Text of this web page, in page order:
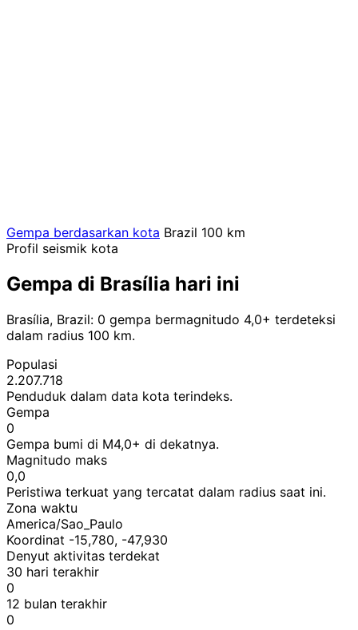
Gempa berdasarkan kota Brazil 100 km
Profil seismik kota
Gempa di Brasília hari ini
Brasília, Brazil: 0 gempa bermagnitudo 4,0+ terdeteksi
dalam radius 100 km.
Populasi
2.207.718
Penduduk dalam data kota terindeks.
Gempa
0
Gempa bumi di M4,0+ di dekatnya.
Magnitudo maks
0,0
Peristiwa terkuat yang tercatat dalam radius saat ini.
Zona waktu
America/Sao_Paulo
Koordinat -15,780, -47,930
Denyut aktivitas terdekat
30 hari terakhir
0
12 bulan terakhir
0